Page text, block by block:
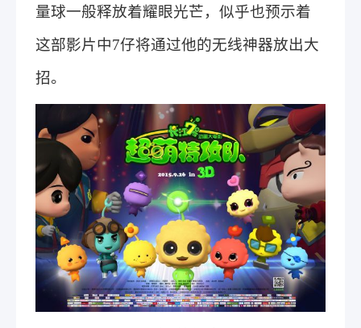
量球一般释放着耀眼光芒，似乎也预示着
这部影片中7仔将通过他的无线神器放出大
招。